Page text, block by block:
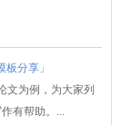
分享」
文为例，为大家列
有帮助。...